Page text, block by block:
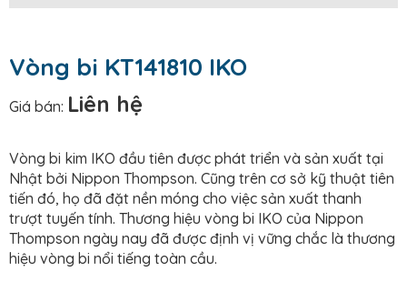
Vòng bi KT141810 IKO
Giá bán: Liên hệ
Vòng bi kim IKO đầu tiên được phát triển và sản xuất tại
Nhật bởi Nippon Thompson. Cũng trên cơ sở kỹ thuật tiên
tiến đó, họ đã đặt nền móng cho việc sản xuất thanh
trượt tuyến tính. Thương hiệu vòng bi IKO của Nippon
Thompson ngày nay đã được định vị vững chắc là thương
hiệu vòng bi nổi tiếng toàn cầu.